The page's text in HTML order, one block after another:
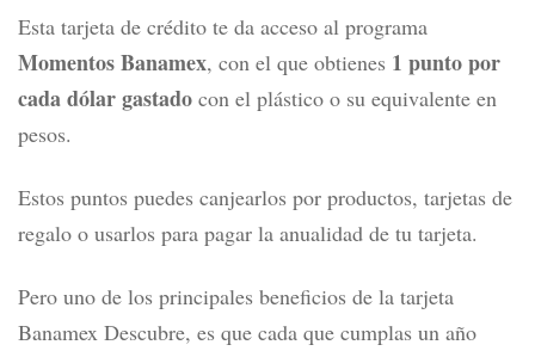
Esta tarjeta de crédito te da acceso al programa
Momentos Banamex, con el que obtienes 1 punto por
cada dólar gastado con el plástico o su equivalente en
pesos.
Estos puntos puedes canjearlos por productos, tarjetas de
regalo o usarlos para pagar la anualidad de tu tarjeta.
Pero uno de los principales beneficios de la tarjeta
Banamex Descubre, es que cada que cumplas un año